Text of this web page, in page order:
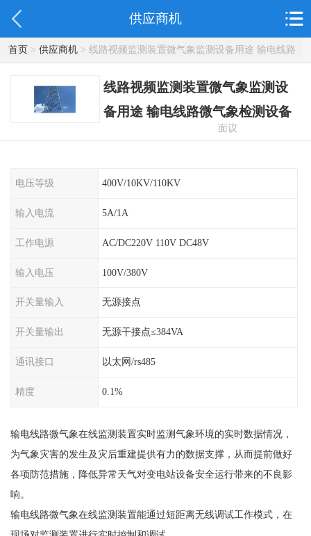
供应商机
首页> 供应商机> 线路视频监测装置微气象监测设备用途 输电线路
微气象检测设备
线路视频监测装置微气象监测设
备用途 输电线路微气象检测设备
面议
电压等级 400V/10KV/110KV
输入电流 5A/1A
工作电源 AC/DC220V 110V DC48V
输入电压 100V/380V
开关量输入 无源接点
开关量输出 无源干接点≤384VA
通讯接口 以太网/rs485
精度 0.1%
输电线路微气象在线监测装置实时监测气象环境的实时数据情况，
为气象灾害的发生及灾后重建提供有力的数据支撑，从而提前做好
各项防范措施，降低异常天气对变电站设备安全运行带来的不良影
响。
输电线路微气象在线监测装置能通过短距离无线调试工作模式，在